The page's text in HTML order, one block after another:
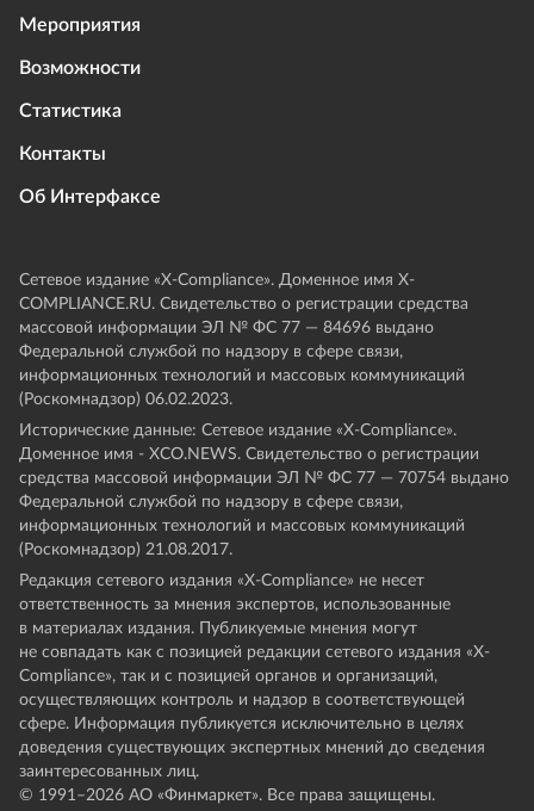
Мероприятия
Возможности
Статистика
Контакты
Об Интерфаксе
Сетевое издание «Х-Compliance». Доменное имя X-
COMPLIANCE.RU. Свидетельство о регистрации средства
массовой информации ЭЛ № ФС 77 — 84696 выдано
Федеральной службой по надзору в сфере связи,
информационных технологий и массовых коммуникаций
(Роскомнадзор) 06.02.2023.
Исторические данные: Сетевое издание «Х-Compliance».
Доменное имя - XCO.NEWS. Свидетельство о регистрации
средства массовой информации ЭЛ № ФС 77 — 70754 выдано
Федеральной службой по надзору в сфере связи,
информационных технологий и массовых коммуникаций
(Роскомнадзор) 21.08.2017.
Редакция сетевого издания «X-Compliance» не несет
ответственность за мнения экспертов, использованные
в материалах издания. Публикуемые мнения могут
не совпадать как с позицией редакции сетевого издания «X-
Compliance», так и с позицией органов и организаций,
осуществляющих контроль и надзор в соответствующей
сфере. Информация публикуется исключительно в целях
доведения существующих экспертных мнений до сведения
заинтересованных лиц.
© 1991–2026 АО «Финмаркет». Все права защищены.